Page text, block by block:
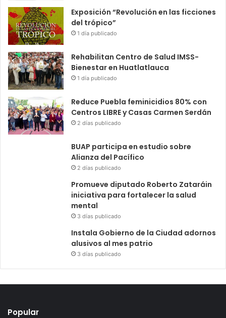
Exposición “Revolución en las ficciones
del trópico”
1 día publicado
Rehabilitan Centro de Salud IMSS-
Bienestar en Huatlatlauca
1 día publicado
Reduce Puebla feminicidios 80% con
Centros LIBRE y Casas Carmen Serdán
2 días publicado
BUAP participa en estudio sobre
Alianza del Pacífico
2 días publicado
Promueve diputado Roberto Zataráin
iniciativa para fortalecer la salud
mental
3 días publicado
Instala Gobierno de la Ciudad adornos
alusivos al mes patrio
3 días publicado
Popular